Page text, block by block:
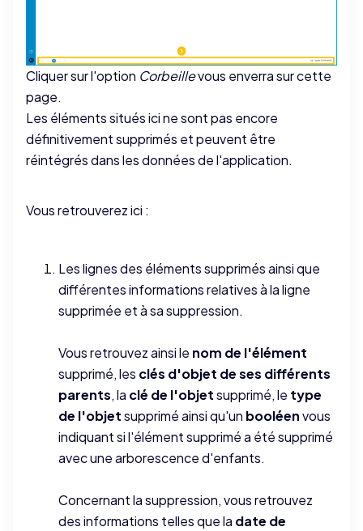
Cliquer sur l'option Corbeillevous enverra sur cette
page.
Les éléments situés ici ne sont pas encore
définitivement supprimés et peuvent être
réintégrés dans les données de l'application.
Vous retrouverez ici :
Les lignes des éléments supprimés ainsi que
différentes informations relatives à la ligne
supprimée et à sa suppression.
Vous retrouvez ainsi le nom de l'élément
supprimé, les clés d'objet de ses différents
parents, la clé de l'objetsupprimé, le type
de l'objetsupprimé ainsi qu'un booléenvous
indiquant si l'élément supprimé a été supprimé
avec une arborescence d'enfants.
Concernant la suppression, vous retrouvez
des informations telles que la date de